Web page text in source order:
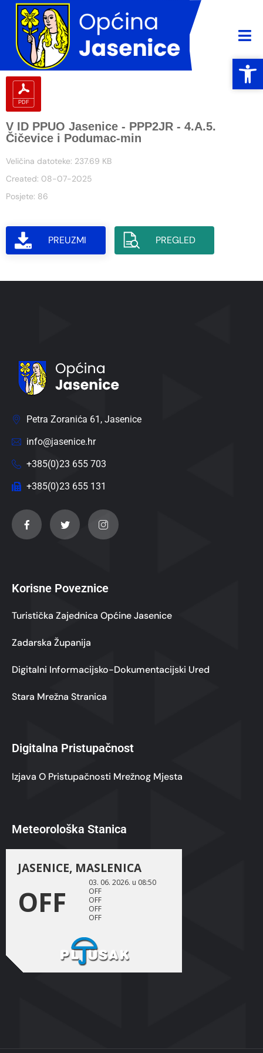
V ID PPUO Jasenice - PPP2JR - 4.A.5.
Čičevice i Podumac-min
Veličina datoteke: 237.69 KB
Created: 08-07-2025
Posjete: 86
PREUZMI PREGLED
Petra Zoranića 61, Jasenice
info@jasenice.hr
+385(0)23 655 703
+385(0)23 655 131
Korisne Poveznice
Turistička Zajednica Općine Jasenice
Zadarska Županija
Digitalni Informacijsko-Dokumentacijski Ured
Stara Mrežna Stranica
Digitalna Pristupačnost
Izjava O Pristupačnosti Mrežnog Mjesta
Meteorološka Stanica